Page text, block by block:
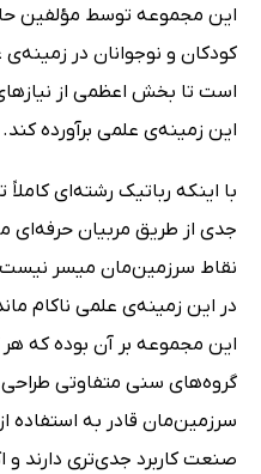
این مجموعه توسط مؤلفین
کودکان و نوجوانان در
است تا بخش اعظمی از نیازهای
این زمینه‌ی علمی برآورده کند.
با اینکه رباتیک رشته‌ای
جدی از طریق مربیان حرفه‌ای
نقاط سرزمین‌مان میسر نیست
در این زمینه‌ی علمی ناکام
این مجموعه بر آن بوده که
گروه‌های سنی متفاوتی طراحی
سرزمین‌مان قادر به استفاده
صنعت کاربرد جدی‌تری دارند و